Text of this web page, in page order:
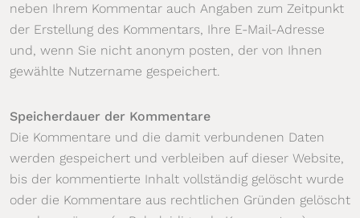
neben Ihrem Kommentar auch Angaben zum Zeitpunkt
der Erstellung des Kommentars, Ihre E-Mail-Adresse
und, wenn Sie nicht anonym posten, der von Ihnen
gewählte Nutzername gespeichert.
Speicherdauer der Kommentare
Die Kommentare und die damit verbundenen Daten
werden gespeichert und verbleiben auf dieser Website,
bis der kommentierte Inhalt vollständig gelöscht wurde
oder die Kommentare aus rechtlichen Gründen gelöscht